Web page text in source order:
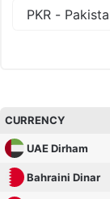
CURRENCY
UAE Dirham
Bahraini Dinar